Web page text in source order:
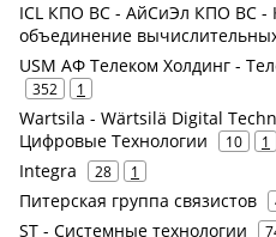
ICL КПО ВС - АйСиЭл КПО ВС -
объединение
USM АФ Телеком Холдинг -
352 1
Wartsila - Wärtsilä Digital
Цифровые Технологии
10 1
Integra 28 1
Питерская группа связистов
ST - Системные технологии